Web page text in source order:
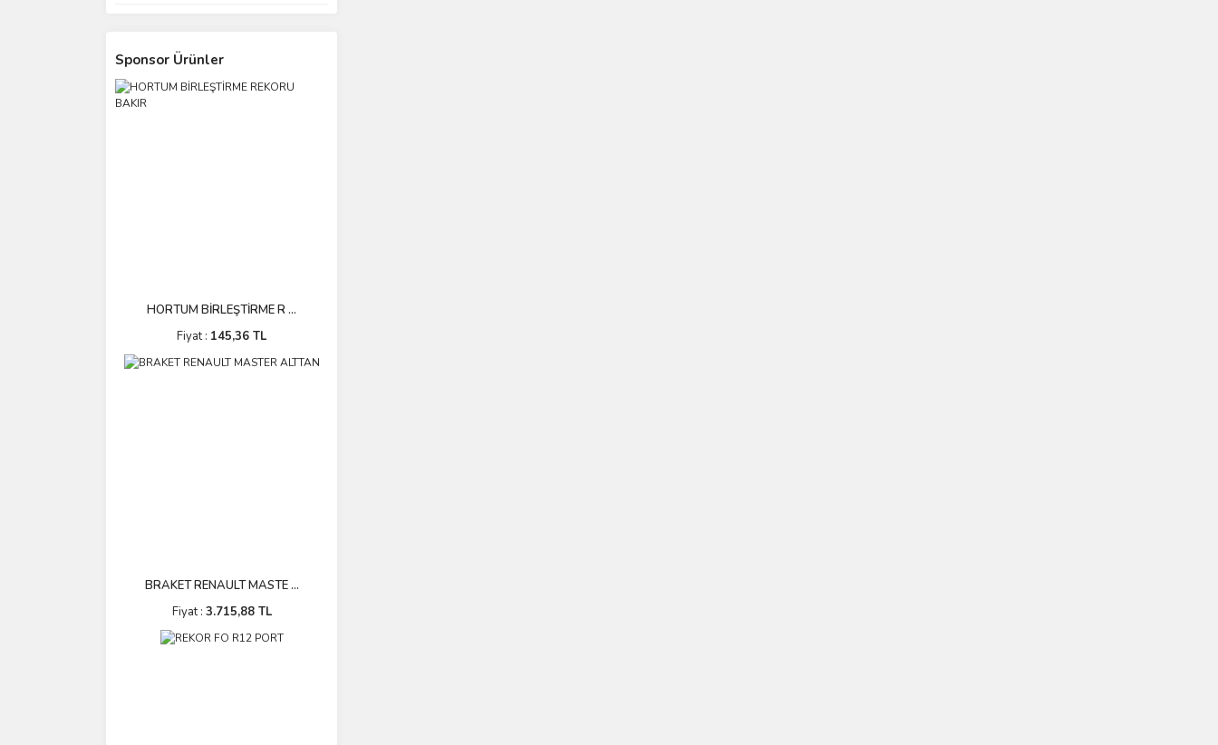
Sponsor Ürünler
HORTUM BİRLEŞTİRME R ...
Fiyat : 145,36 TL
BRAKET RENAULT MASTE ...
Fiyat : 3.715,88 TL